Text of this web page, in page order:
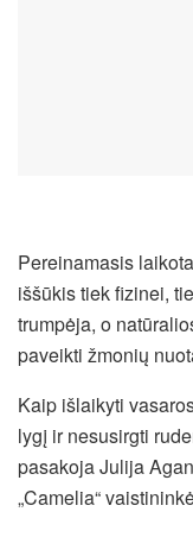
Pereinamasis
iššūkis tiek fizinei,
trumpėja, o
paveikti žmonių
Kaip išlaikyti
lygį ir nesusirgti
pasakoja Julija
„Camelia“